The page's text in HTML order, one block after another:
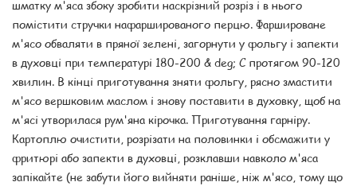
шматку м'яса збоку зробити наскрізний розріз і в нього
помістити стручки нафаршированого перцю. Фаршироване
м'ясо обваляти в пряної зелені, загорнути у фольгу і запекти
в духовці при температурі 180-200 & deg; С протягом 90-120
хвилин. В кінці приготування зняти фольгу, рясно змастити
м'ясо вершковим маслом і знову поставити в духовку, щоб на
м'ясі утворилася рум'яна кірочка. Приготування гарніру.
Картоплю очистити, розрізати на половинки і обсмажити у
фритюрі або запекти в духовці, розклавши навколо м'яса
запікайте (не забути його вийняти раніше, ніж м'ясо, тому що